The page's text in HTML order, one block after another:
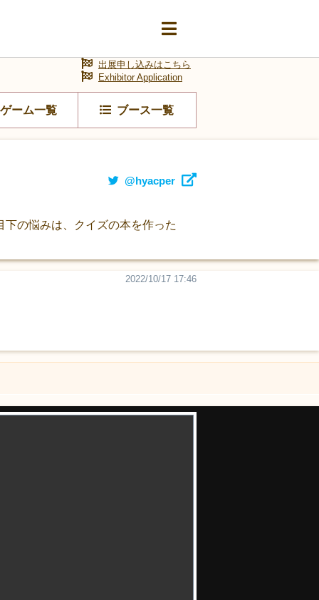
ゲーム一覧 ブース一覧
出展申し込みはこちら
Exhibitor Application
@hyacper
の悩みは、クイズの本を作った
2022/10/17 17:46